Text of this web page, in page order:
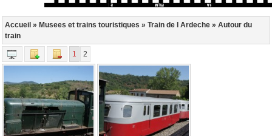
Accueil » Musees et trains touristiques » Train de l Ardeche » Autour du
train
1 2